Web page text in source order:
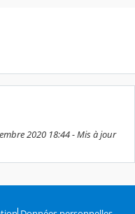
2020 18:44 - Mis à jour